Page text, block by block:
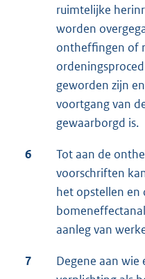
ruimtelijke
worden
ontheffingen of
geworden zijn
voortgang van
gewaarborgd is.
6
Tot aan de
voorschriften
het opstellen en
aanleg van
7
Degene aan